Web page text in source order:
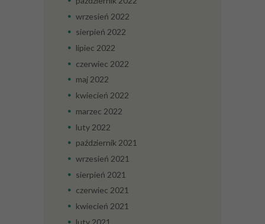
wrzesień 2022
sierpień 2022
lipiec 2022
czerwiec 2022
maj 2022
kwiecień 2022
marzec 2022
luty 2022
październik 2021
wrzesień 2021
sierpień 2021
czerwiec 2021
kwiecień 2021
luty 2021